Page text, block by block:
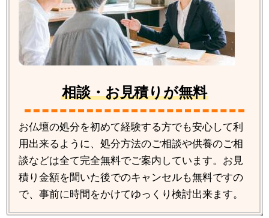
相談・お見積りが無料
お仏壇の処分を初めて経験する方でも安心して利
用出来るように、処分方法のご相談や供養のご相
談などは全て完全無料でご案内しています。お見
積り金額を聞いた後でのキャンセルも無料ですの
で、事前に時間をかけてゆっくり検討出来ます。